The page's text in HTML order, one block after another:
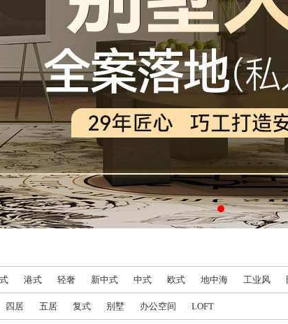
港式 轻奢 新中式 中式 欧式 地中海 工业风
四居 五居 复式 别墅 办公空间 LOFT